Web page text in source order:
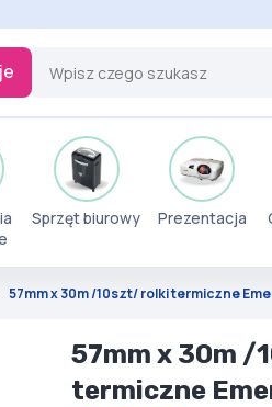
Sprzęt biurowy Prezentacja
57mm x 30m /10szt/ rolki termiczne
57mm x 30m /
termiczne